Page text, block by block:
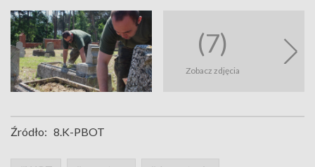
(7)
Zobacz zdjęcia
Źródło: 8.K-PBOT